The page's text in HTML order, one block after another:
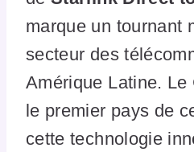
marque un tournant
secteur des
Amérique Latine.
le premier pays de
cette technologie